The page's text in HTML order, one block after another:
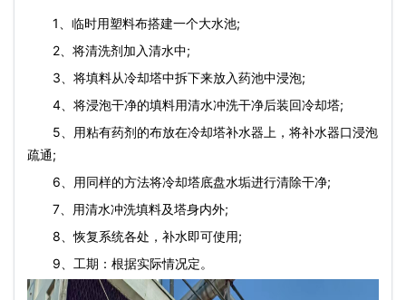
1、临时用塑料布搭建一个大水池;
2、将清洗剂加入清水中;
3、将填料从冷却塔中拆下来放入药池中浸泡;
4、将浸泡干净的填料用清水冲洗干净后装回冷却塔;
5、用粘有药剂的布放在冷却塔补水器上，将补水器口浸泡
疏通;
6、用同样的方法将冷却塔底盘水垢进行清除干净;
7、用清水冲洗填料及塔身内外;
8、恢复系统各处，补水即可使用;
9、工期：根据实际情况定。